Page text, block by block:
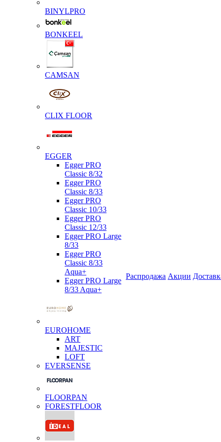
BINYLPRO
BONKEEL
CAMSAN
CLIX FLOOR
EGGER
Egger PRO
Classic 8/32
Egger PRO
Classic 8/33
Egger PRO
Classic 10/33
Egger PRO
Classic 12/33
Egger PRO Large
8/33
Egger PRO
Classic 8/33
Aqua+
Egger PRO Large
8/33 Aqua+
EUROHOME
ART
MAJESTIC
LOFT
EVERSENSE
FLOORPAN
FORESTFLOOR
Распродажа Акции